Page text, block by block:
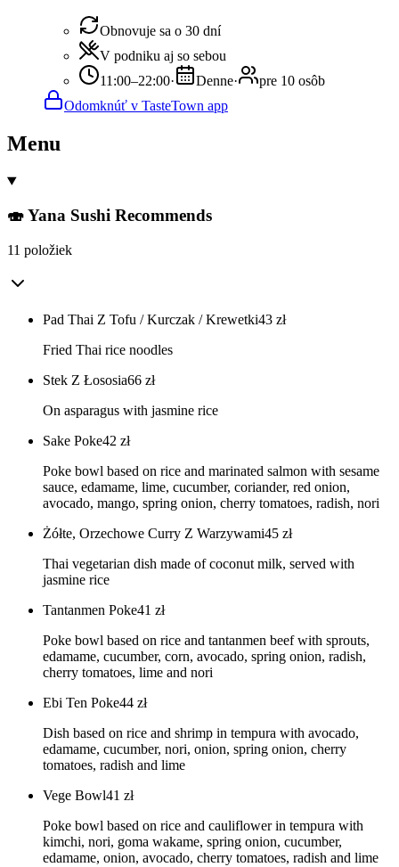
Obnovuje sa o 30 dní
V podniku aj so sebou
11:00–22:00· Denne·
pre 10 osôb
Odomknúť v TasteTown app
Menu
🍣 Yana Sushi Recommends
11 položiek
Pad Thai Z Tofu / Kurczak / Krewetki43 zł
Fried Thai rice noodles
Stek Z Łososia66 zł
On asparagus with jasmine rice
Sake Poke42 zł
Poke bowl based on rice and marinated salmon with sesame
sauce, edamame, lime, cucumber, coriander, red onion,
avocado, mango, spring onion, cherry tomatoes, radish, nori
Żółte, Orzechowe Curry Z Warzywami45 zł
Thai vegetarian dish made of coconut milk, served with
jasmine rice
Tantanmen Poke41 zł
Poke bowl based on rice and tantanmen beef with sprouts,
edamame, cucumber, corn, avocado, spring onion, radish,
cherry tomatoes, lime and nori
Ebi Ten Poke44 zł
Dish based on rice and shrimp in tempura with avocado,
edamame, cucumber, nori, onion, spring onion, cherry
tomatoes, radish and lime
Vege Bowl41 zł
Poke bowl based on rice and cauliflower in tempura with
kimchi, nori, goma wakame, spring onion, cucumber,
edamame, onion, avocado, cherry tomatoes, radish and lime